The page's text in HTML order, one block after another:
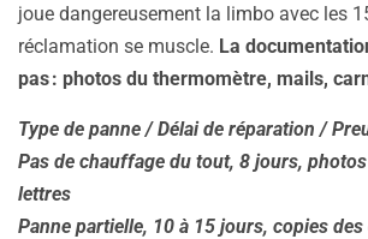
joue dangereusement la limbo avec les
réclamation se muscle. La
pas : photos du thermomètre, mails,
Type de panne / Délai de réparation /
Pas de chauffage du tout, 8 jours,
lettres
Panne partielle, 10 à 15 jours, copies